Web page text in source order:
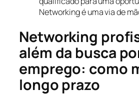
Networking é uma via de
Networking
além da busca
emprego: como
longo prazo